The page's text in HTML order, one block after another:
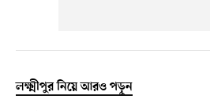
লক্ষ্মীপুর নিয়ে আরও পড়ুন